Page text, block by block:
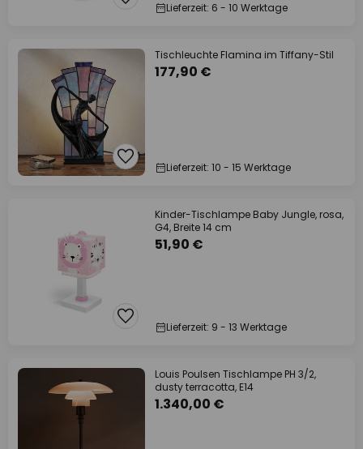
Lieferzeit: 6 - 10 Werktage
Tischleuchte Flamina im Tiffany-Stil
177,90 €
Lieferzeit: 10 - 15 Werktage
Kinder-Tischlampe Baby Jungle, rosa,
G4, Breite 14 cm
51,90 €
Lieferzeit: 9 - 13 Werktage
Louis Poulsen Tischlampe PH 3/2,
dusty terracotta, E14
1.340,00 €